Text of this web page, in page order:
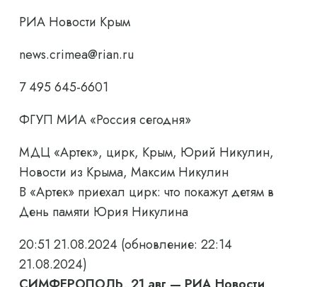
РИА Новости Крым
news.crimea@rian.ru
7 495 645-6601
ФГУП МИА «Россия сегодня»
МДЦ «Артек», цирк, Крым, Юрий Никулин,
Новости из Крыма, Максим Никулин
В «Артек» приехал цирк: что покажут детям в
День памяти Юрия Никулина
20:51 21.08.2024 (обновление: 22:14
21.08.2024)